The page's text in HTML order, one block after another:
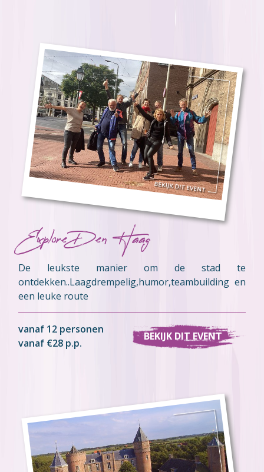
Explore Den Haag
De leukste manier om de stad te
ontdekken..Laagdrempelig,humor,teambuilding en
een leuke route
vanaf 12 personen
vanaf €28 p.p.
BEKIJK DIT EVENT